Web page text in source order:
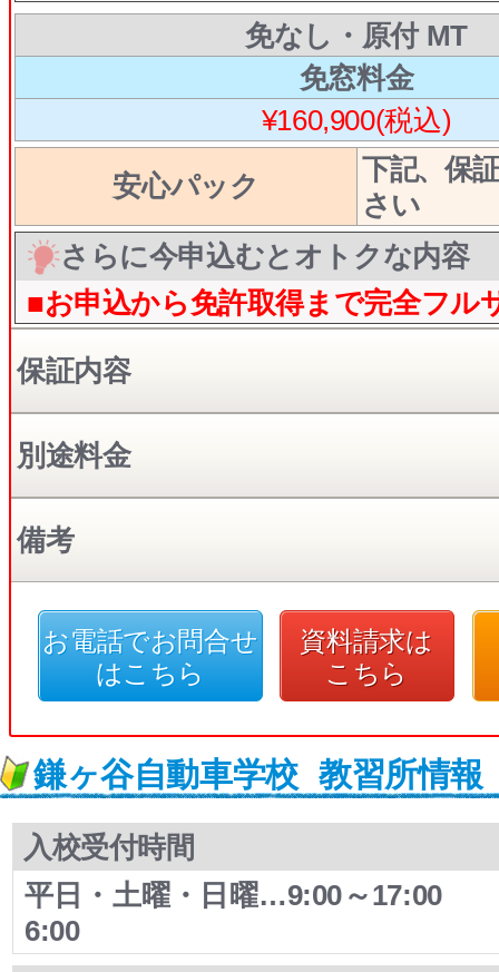
免なし・原付 MT
免窓料金
¥160,900(税込)
安心パック
下記、保
さい
さらに今申込むとオトクな内容
■お申込から免許取得まで完全フル
保証内容
別途料金
備考
お電話でお問合せ
はこちら
資料請求は
こちら
鎌ヶ谷自動車学校 教習所情報
入校受付時間
平日・土曜・日曜…9:00～17:00
6:00